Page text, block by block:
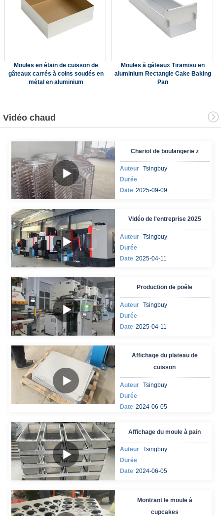
Moules en étain de cuisson de
gâteaux carrés à coins soudés en
métal en aluminium
Moules à gâteaux Tiramisu en
aluminium Rectangle Cake Baking
Pan
Vidéo chaud
Chariot de boulangerie z
Auteur Tsingbuy
Durée
Date 2025-09-09
Vidéo de l'entreprise 2025
Auteur Tsingbuy
Durée
Date 2025-04-11
Production de poêle
Auteur Tsingbuy
Durée
Date 2025-04-11
Affichage du plateau de
cuisson
Auteur Tsingbuy
Durée
Date 2024-06-05
Affichage du moule à pain
Auteur Tsingbuy
Durée
Date 2024-06-05
Montrant le moule à
cupcakes